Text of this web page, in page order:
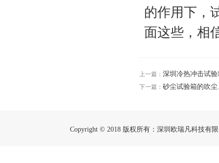
的作用下，
面这些，相
上一篇： 深圳冷热冲击试
下一篇： 砂尘试验箱的吹
Copyright © 2018 版权所有：深圳欧瑞凡科技有